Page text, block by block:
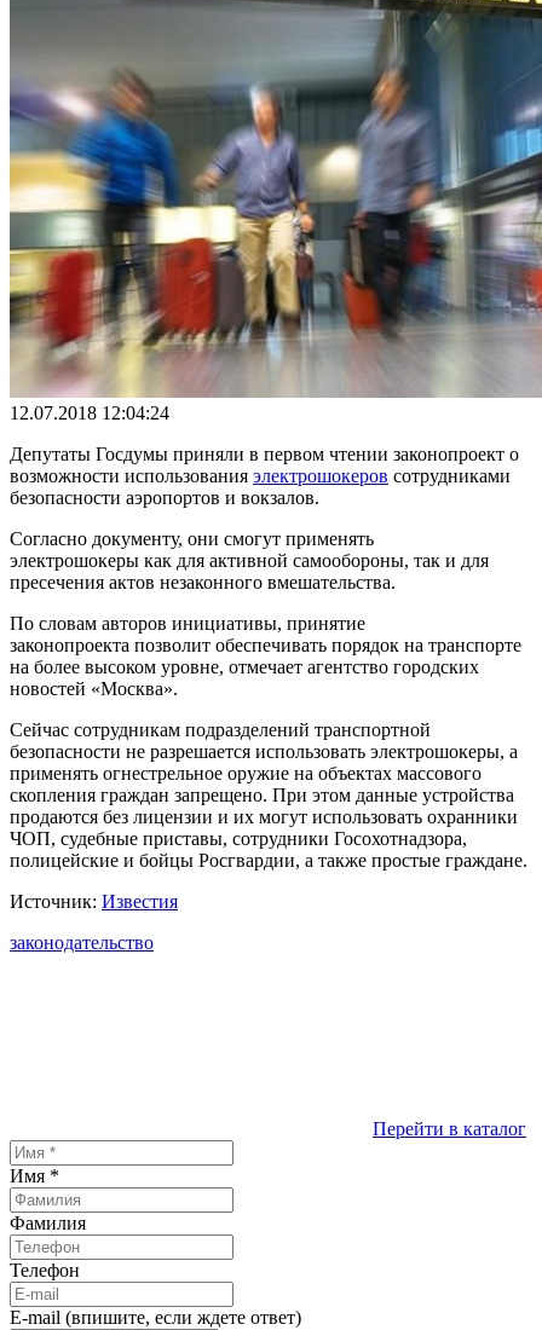
12.07.2018 12:04:24
Депутаты Госдумы приняли в первом чтении законопроект о
возможности использования электрошокеров сотрудниками
безопасности аэропортов и вокзалов.
Согласно документу, они смогут применять
электрошокеры как для активной самообороны, так и для
пресечения актов незаконного вмешательства.
По словам авторов инициативы, принятие
законопроекта позволит обеспечивать порядок на транспорте
на более высоком уровне, отмечает агентство городских
новостей «Москва».
Сейчас сотрудникам подразделений транспортной
безопасности не разрешается использовать электрошокеры, а
применять огнестрельное оружие на объектах массового
скопления граждан запрещено. При этом данные устройства
продаются без лицензии и их могут использовать охранники
ЧОП, судебные приставы, сотрудники Госохотнадзора,
полицейские и бойцы Росгвардии, а также простые граждане.
Источник: Известия
законодательство
Перейти в каталог
Имя *
Фамилия
Телефон
E-mail (впишите, если ждете ответ)